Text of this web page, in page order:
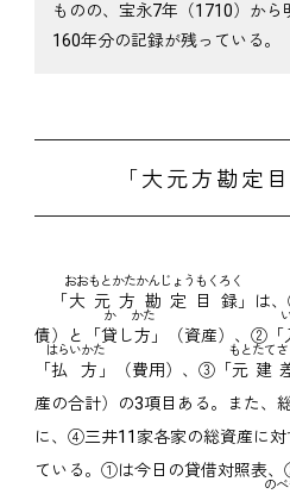
ものの、宝永7年（1710）か
160年分の記録が残っている。
「大元方勘定
「 大元方勘定目録
おおもとかたかんじょうもくろく
」は
債）と「 貸
か
し方
かた
」（資産）、②「
「 払方
はらいかた
」（費用）、③「 元建
もとたて
産の合計）の3項目ある。また、
に、④三井11家各家の総資産に
ている。①は今日の貸借対照表
の